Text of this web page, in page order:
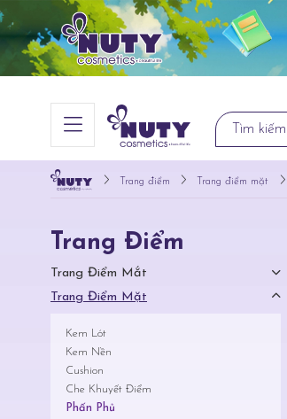
Trang điểm Trang điểm mặt
Trang Điểm
Trang Điểm Mắt
Trang Điểm Mặt
Kem Lót
Kem Nền
Cushion
Che Khuyết Điểm
Phấn Phủ